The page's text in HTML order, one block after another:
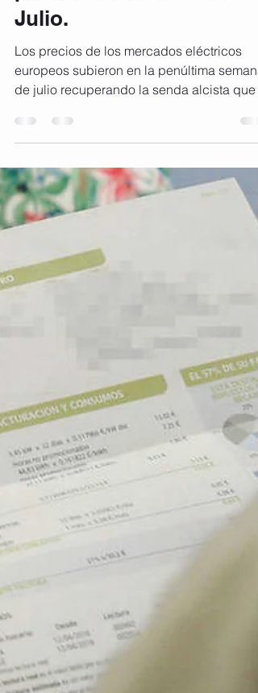
penúltima semana de
Julio.
Los precios de los mercados eléctricos
europeos subieron en la penúltima semana
de julio recuperando la senda alcista que